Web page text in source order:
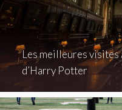
Les meilleures visites
d’Harry Potter